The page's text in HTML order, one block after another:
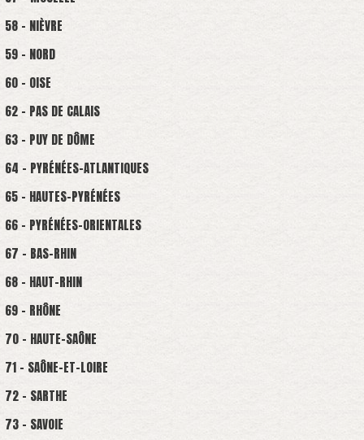
58 - NIÈVRE
59 - NORD
60 - OISE
62 - PAS DE CALAIS
63 - PUY DE DÔME
64 - PYRÉNÉES-ATLANTIQUES
65 - HAUTES-PYRÉNÉES
66 - PYRÉNÉES-ORIENTALES
67 - BAS-RHIN
68 - HAUT-RHIN
69 - RHÔNE
70 - HAUTE-SAÔNE
71 - SAÔNE-ET-LOIRE
72 - SARTHE
73 - SAVOIE